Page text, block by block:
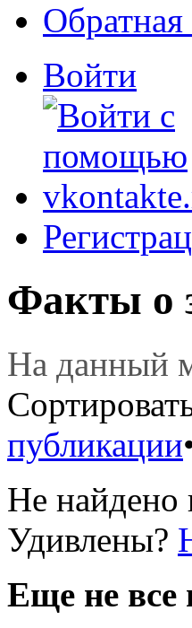
Обратная
Войти
Факты о
На данный
публикации
Не найдено
Удивлены?
Еще не все